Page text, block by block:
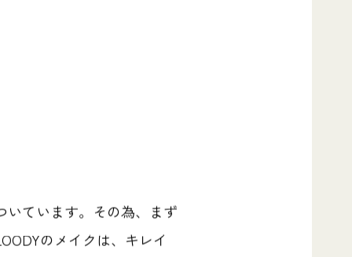
いています。その為、まず
のメイクは、キレイ